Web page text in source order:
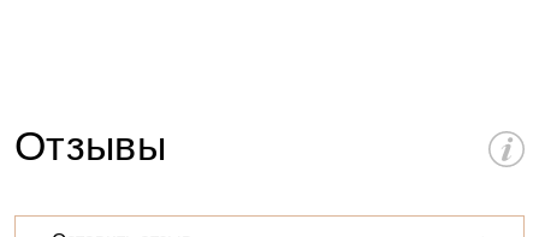
Отзывы